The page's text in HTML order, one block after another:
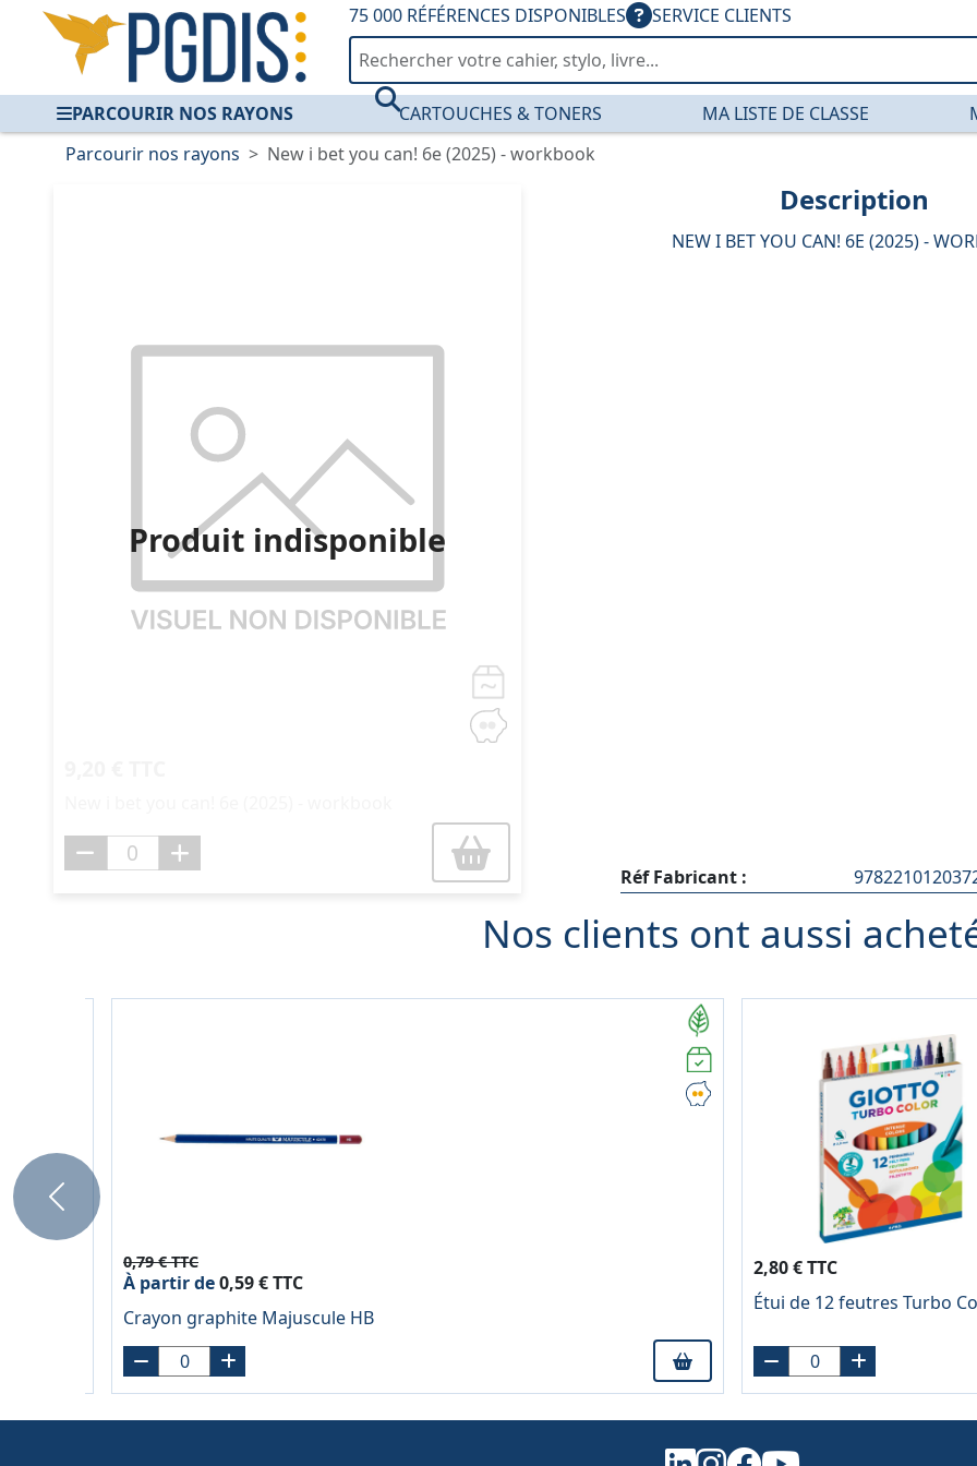
75 000 RÉFÉRENCES DISPONIBLES SERVICE CLIENTS
PARCOURIR NOS RAYONS CARTOUCHES & TONERS MA LISTE DE CLASSE
Parcourir nos rayons
New i bet you can! 6e (2025) - workbook
Produit indisponible
Description
NEW I BET YOU CAN! 6E (2025) -
Réf Fabricant :
Nos clients ont aussi
0,79 € TTC
À partir de0,59 € TTC
Crayon graphite Majuscule HB
2,80 € TTC
Étui de 12 feutres Turbo
Previous